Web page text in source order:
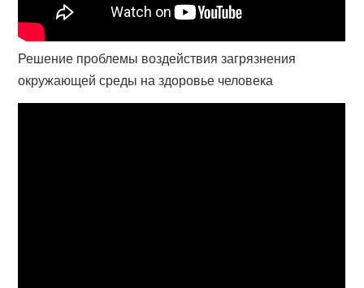
Решение проблемы воздействия загрязнения
окружающей среды на здоровье человека